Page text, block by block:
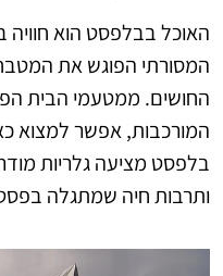
האוכל בבלפסט הוא
המסורתי הפוגש את
החושים. ממטעמי הבית
המורכבות, אפשר למצוא
בלפסט מציעה גלריות
ותרבות חיה שמתגלה